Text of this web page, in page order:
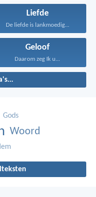
Liefde
De liefde is lankmoedig...
Geloof
Daarom zeg Ik u...
Gods
Woord